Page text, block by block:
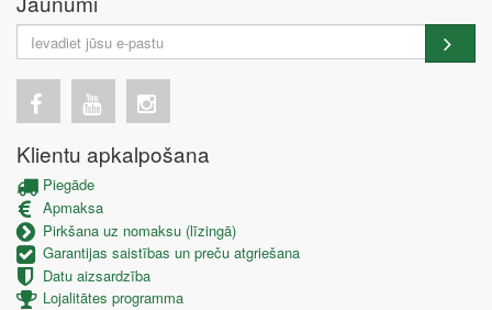
Klientu apkalpošana
Piegāde
Apmaksa
Pirkšana uz nomaksu (līzingā)
Garantijas saistības un preču atgriešana
Datu aizsardzība
Lojalitātes programma